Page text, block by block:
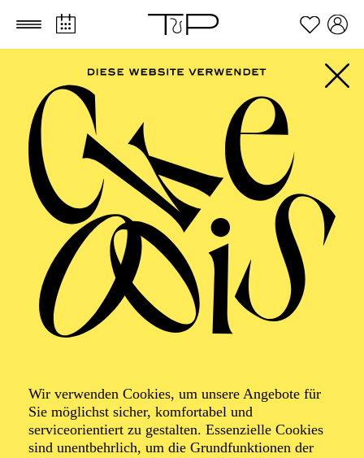
Zum Hauptinhalt springen Zum Footer springen
Wir verwenden Cookies, um unsere Angebote für
Sie möglichst sicher, komfortabel und
serviceorientiert zu gestalten. Essenzielle Cookies
sind unentbehrlich, um die Grundfunktionen der
ESSENER
PHILHARMONIKER
Bilder einer